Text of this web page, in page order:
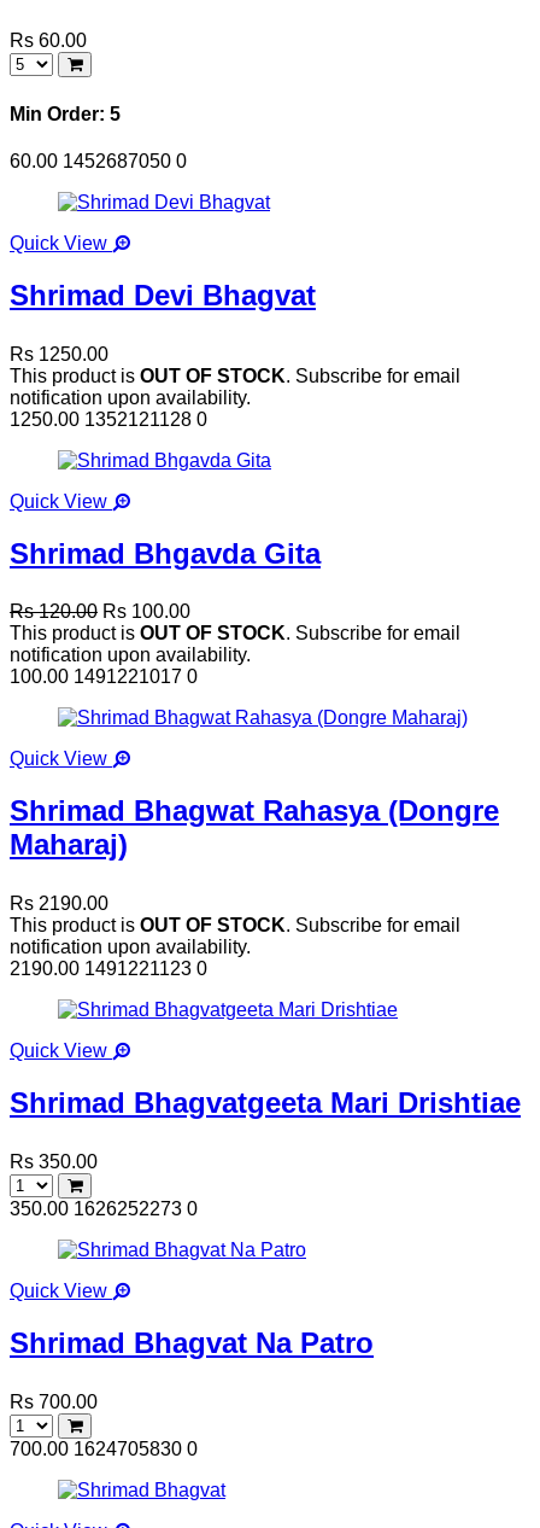
Rs 60.00
Min Order: 5
60.00 1452687050 0
Quick View
Shrimad Devi Bhagvat
Rs 1250.00
This product is OUT OF STOCK. Subscribe for email
notification upon availability.
1250.00 1352121128 0
Quick View
Shrimad Bhgavda Gita
Rs 120.00 Rs 100.00
This product is OUT OF STOCK. Subscribe for email
notification upon availability.
100.00 1491221017 0
Quick View
Shrimad Bhagwat Rahasya (Dongre
Maharaj)
Rs 2190.00
This product is OUT OF STOCK. Subscribe for email
notification upon availability.
2190.00 1491221123 0
Quick View
Shrimad Bhagvatgeeta Mari Drishtiae
Rs 350.00
350.00 1626252273 0
Quick View
Shrimad Bhagvat Na Patro
Rs 700.00
700.00 1624705830 0